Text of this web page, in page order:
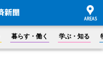
暮らす・働く 学ぶ・知る